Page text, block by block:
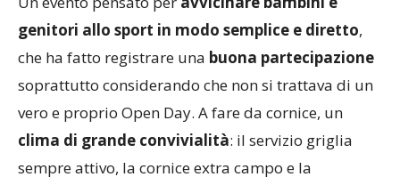
genitori allo sport in modo semplice e diretto
che ha fatto registrare unabuona partecipazione
soprattutto considerando che non si trattava di un
vero e proprio Open Day. A fare da cornice, un
clima di grande convivialità: il servizio griglia
sempre attivo, la cornice extra campo e la